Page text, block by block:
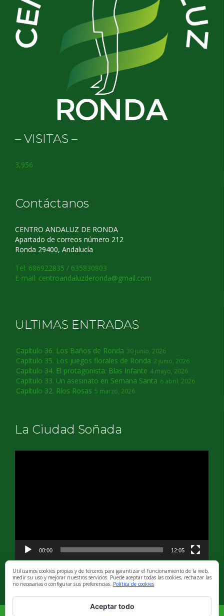
– VISITAS –
3,956
Contáctanos
CENTRO ANDALUZ DE RONDA
Apartado de correos número 212
Ronda 29400, Andalucía
Tel: 686922835 / 635830803
E-mail: centroandaluzderonda@gmail.com
ULTIMAS ENTRADAS
Capítulo 36. Los Baños de Ronda 30 junio, 2026
Capítulo 35. Los juegos florales de Ronda 2 junio, 2026
Capítulo 34. El protagonista: Blas Infante 4 mayo, 2026
Capítulo 33. Un asesinato en Semana Santa 6 abril, 2026
Capítulo 32. Ríos Rosas 5 marzo, 2026
La Ciudad Soñada
00:00 12:05
Utilizamos cookies propias y de terceros para garantizar el funcionamiento de la web,
medir su uso y mejorar nuestros servicios. Puede aceptar todas las cookies, rechazar las
no necesarias o configurar sus preferencias. Política de cookies
Aceptar todo